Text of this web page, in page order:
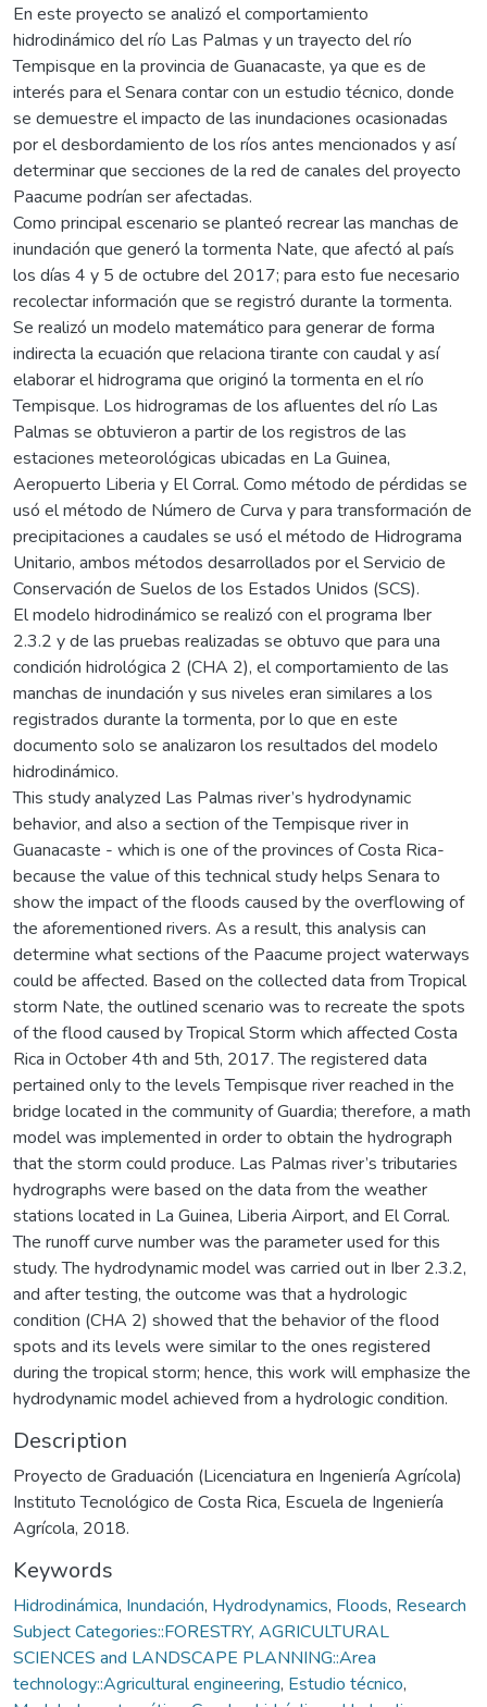
En este proyecto se analizó el comportamiento
hidrodinámico del río Las Palmas y un trayecto del río
Tempisque en la provincia de Guanacaste, ya que es de
interés para el Senara contar con un estudio técnico, donde
se demuestre el impacto de las inundaciones ocasionadas
por el desbordamiento de los ríos antes mencionados y así
determinar que secciones de la red de canales del proyecto
Paacume podrían ser afectadas.
Como principal escenario se planteó recrear las manchas de
inundación que generó la tormenta Nate, que afectó al país
los días 4 y 5 de octubre del 2017; para esto fue necesario
recolectar información que se registró durante la tormenta.
Se realizó un modelo matemático para generar de forma
indirecta la ecuación que relaciona tirante con caudal y así
elaborar el hidrograma que originó la tormenta en el río
Tempisque. Los hidrogramas de los afluentes del río Las
Palmas se obtuvieron a partir de los registros de las
estaciones meteorológicas ubicadas en La Guinea,
Aeropuerto Liberia y El Corral. Como método de pérdidas se
usó el método de Número de Curva y para transformación de
precipitaciones a caudales se usó el método de Hidrograma
Unitario, ambos métodos desarrollados por el Servicio de
Conservación de Suelos de los Estados Unidos (SCS).
El modelo hidrodinámico se realizó con el programa Iber
2.3.2 y de las pruebas realizadas se obtuvo que para una
condición hidrológica 2 (CHA 2), el comportamiento de las
manchas de inundación y sus niveles eran similares a los
registrados durante la tormenta, por lo que en este
documento solo se analizaron los resultados del modelo
hidrodinámico.
This study analyzed Las Palmas river’s hydrodynamic
behavior, and also a section of the Tempisque river in
Guanacaste - which is one of the provinces of Costa Rica-
because the value of this technical study helps Senara to
show the impact of the floods caused by the overflowing of
the aforementioned rivers. As a result, this analysis can
determine what sections of the Paacume project waterways
could be affected. Based on the collected data from Tropical
storm Nate, the outlined scenario was to recreate the spots
of the flood caused by Tropical Storm which affected Costa
Rica in October 4th and 5th, 2017. The registered data
pertained only to the levels Tempisque river reached in the
bridge located in the community of Guardia; therefore, a math
model was implemented in order to obtain the hydrograph
that the storm could produce. Las Palmas river’s tributaries
hydrographs were based on the data from the weather
stations located in La Guinea, Liberia Airport, and El Corral.
The runoff curve number was the parameter used for this
study. The hydrodynamic model was carried out in Iber 2.3.2,
and after testing, the outcome was that a hydrologic
condition (CHA 2) showed that the behavior of the flood
spots and its levels were similar to the ones registered
during the tropical storm; hence, this work will emphasize the
hydrodynamic model achieved from a hydrologic condition.
Description
Proyecto de Graduación (Licenciatura en Ingeniería Agrícola)
Instituto Tecnológico de Costa Rica, Escuela de Ingeniería
Agrícola, 2018.
Keywords
Hidrodinámica, Inundación, Hydrodynamics, Floods, Research
Subject Categories::FORESTRY, AGRICULTURAL
SCIENCES and LANDSCAPE PLANNING::Area
technology::Agricultural engineering, Estudio técnico,